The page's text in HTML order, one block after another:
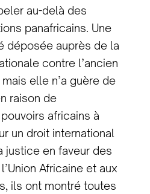
au-delà des
panafricains. Une
déposée auprès de la
contre l’ancien
elle n’a guère de
raison de
africains à
un droit international
justice en faveur des
Africaine et aux
ils ont montré toutes